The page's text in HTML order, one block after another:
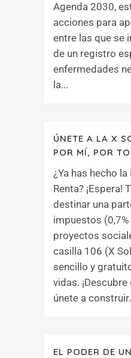
Agenda 2030,
acciones para
entre las que se
de un registro
enfermedades
la...
ÚNETE A LA X
POR MÍ, POR
¿Ya has hecho
Renta? ¡Espera!
destinar una
impuestos (0,7%
proyectos
casilla 106 (X
sencillo y
vidas.
únete a
EL PODER DE